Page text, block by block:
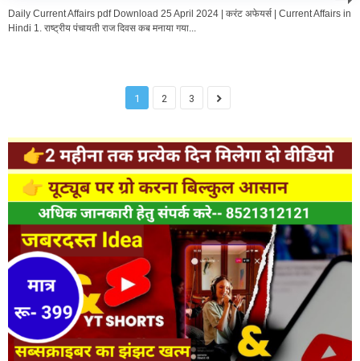
Daily Current Affairs pdf Download 25 April 2024 | करंट अफेयर्स | Current Affairs in
Hindi 1. राष्ट्रीय पंचायती राज दिवस कब मनाया गया...
1 2 3